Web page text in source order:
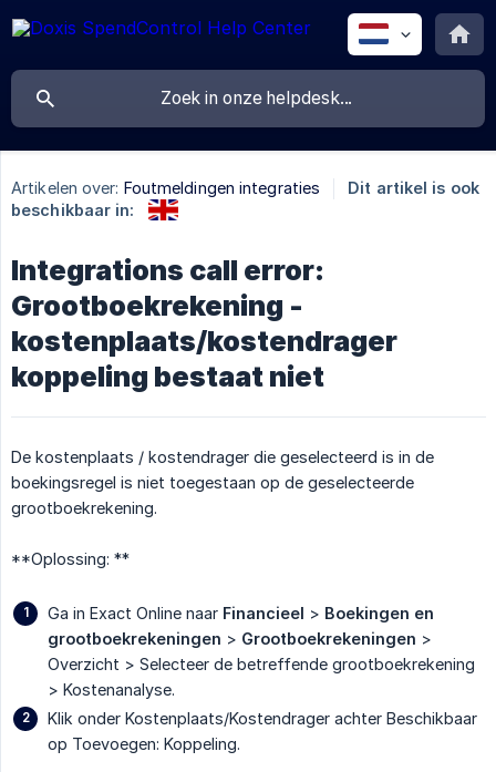
Artikelen over: Foutmeldingen integraties
Dit artikel is ook
beschikbaar in:
Integrations call error:
Grootboekrekening -
kostenplaats/kostendrager
koppeling bestaat niet
De kostenplaats / kostendrager die geselecteerd is in de
boekingsregel is niet toegestaan op de geselecteerde
grootboekrekening.
**Oplossing: **
Ga in Exact Online naar Financieel > Boekingen en
grootboekrekeningen > Grootboekrekeningen >
Overzicht > Selecteer de betreffende grootboekrekening
> Kostenanalyse.
Klik onder Kostenplaats/Kostendrager achter Beschikbaar
op Toevoegen: Koppeling.